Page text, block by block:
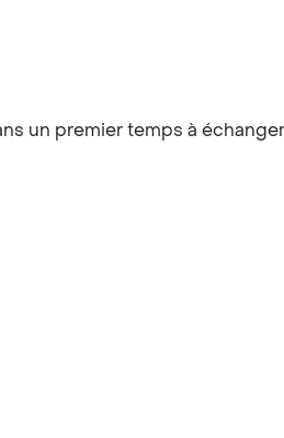
un premier temps à